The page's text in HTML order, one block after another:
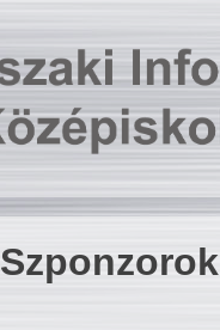
Szponzorok